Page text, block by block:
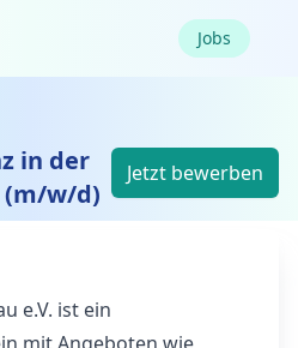
Jobs
in der
(m/w/d)
Jetzt bewerben
e.V. ist ein